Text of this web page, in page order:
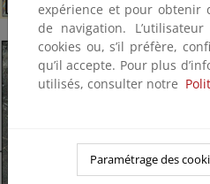
expérience et pour obtenir
de navigation.
cookies ou, s’il préfère,
qu’il accepte. Pour plus
utilisés, consulter notre
Paramétrage des